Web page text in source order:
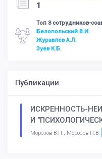
1
Топ 3 сотрудников-
Белопольский В.И.
Журавлёв А.Л.
Зуев К.Б.
Публикации
ИСКРЕННОСТЬ-
И
Морозов В.П., Морозов П.В.